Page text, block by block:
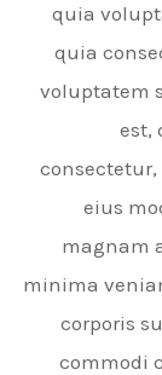
quia
quia
voluptatem
est,
eius
magnam
minima
corporis
commodi